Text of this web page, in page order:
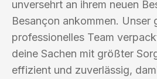
unversehrt an ihrem neuen
Besançon ankommen. Unser
professionelles Team
deine Sachen mit größter
effizient und zuverlässig,